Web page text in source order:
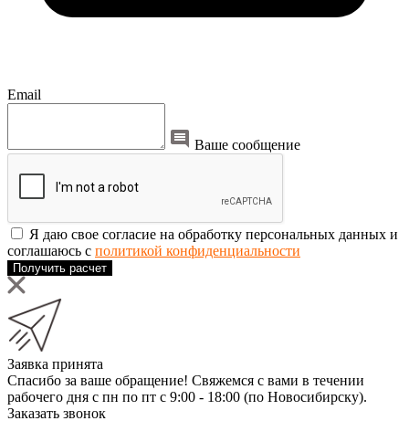
Email
Ваше сообщение
Я даю свое согласие на обработку персональных данных и
соглашаюсь с политикой конфиденциальности
Получить расчет
Заявка принята
Спасибо за ваше обращение! Свяжемся с вами в течении
рабочего дня с пн по пт с 9:00 - 18:00 (по Новосибирску).
Заказать звонок